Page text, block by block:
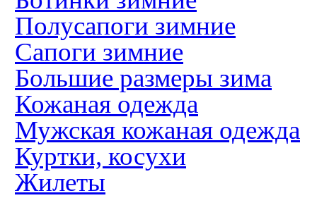
Полусапоги зимние
Сапоги зимние
Большие размеры зима
Кожаная одежда
Мужская кожаная одежда
Куртки, косухи
Жилеты